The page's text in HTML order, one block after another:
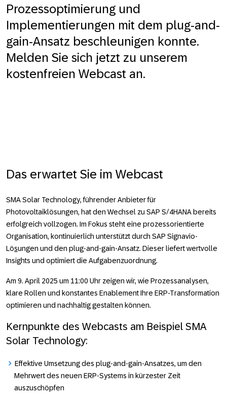
Prozessoptimierung und
Implementierungen mit dem plug-and-
gain-Ansatz beschleunigen konnte.
Melden Sie sich jetzt zu unserem
kostenfreien Webcast an.
Das erwartet Sie im Webcast
SMA Solar Technology, führender Anbieter für
Photovoltaiklösungen, hat den Wechsel zu SAP S/4HANA bereits
erfolgreich vollzogen. Im Fokus steht eine prozessorientierte
Organisation, kontinuierlich unterstützt durch SAP Signavio-
Lösungen und den plug-and-gain-Ansatz. Dieser liefert wertvolle
Insights und optimiert die Aufgabenzuordnung.
Am 9. April 2025 um 11:00 Uhr zeigen wir, wie Prozessanalysen,
klare Rollen und konstantes Enablement Ihre ERP-Transformation
optimieren und nachhaltig gestalten können.
Kernpunkte des Webcasts am Beispiel SMA
Solar Technology:
Effektive Umsetzung des plug-and-gain-Ansatzes, um den
Mehrwert des neuen ERP-Systems in kürzester Zeit
auszuschöpfen